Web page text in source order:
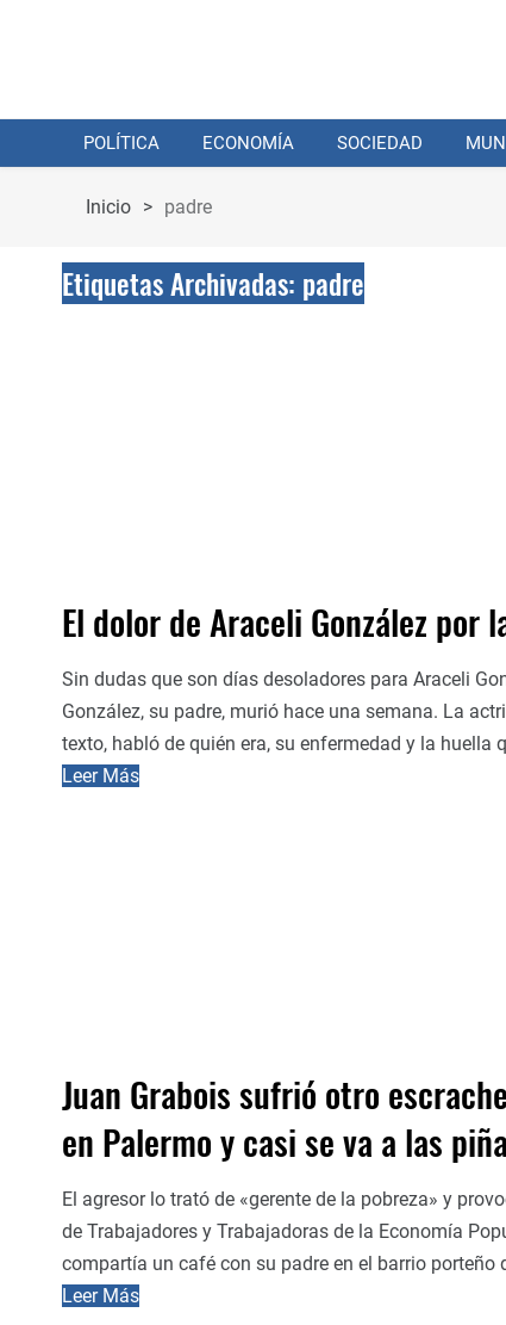
POLÍTICA ECONOMÍA SOCIEDAD
Inicio > padre
Etiquetas Archivadas: padre
El dolor de Araceli González por
Sin dudas que son días desoladores para Araceli
González, su padre, murió hace una semana. La
texto, habló de quién era, su enfermedad y la huella
Leer Más
Juan Grabois sufrió otro
en Palermo y casi se va a las
El agresor lo trató de «gerente de la pobreza» y
de Trabajadores y Trabajadoras de la Economía
compartía un café con su padre en el barrio porteño
Leer Más